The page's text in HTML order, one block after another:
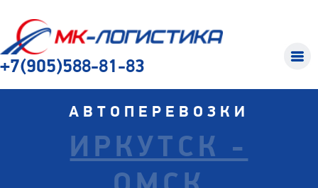
+7(905)588-81-83
АВТОПЕРЕВОЗКИ
ИРКУТСК -